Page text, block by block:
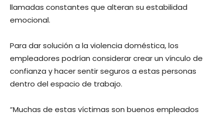
llamadas constantes que alteran su estabilidad
emocional.
Para dar solución a la violencia doméstica, los
empleadores podrían considerar crear un vínculo de
confianza y hacer sentir seguros a estas personas
dentro del espacio de trabajo.
“Muchas de estas víctimas son buenos empleados